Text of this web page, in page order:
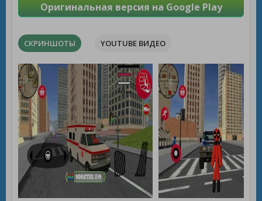
Оригинальная версия на Google Play
СКРИНШОТЫ YOUTUBE ВИДЕО